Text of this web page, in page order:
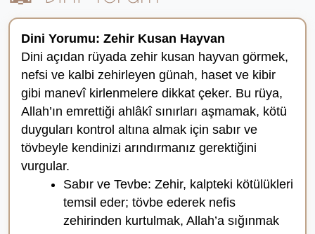
Dini Yorumu: Zehir Kusan Hayvan
Dini açıdan rüyada zehir kusan hayvan görmek,
nefsi ve kalbi zehirleyen günah, haset ve kibir
gibi manevî kirlenmelere dikkat çeker. Bu rüya,
Allah’ın emrettiği ahlâkî sınırları aşmamak, kötü
duyguları kontrol altına almak için sabır ve
tövbeyle kendinizi arındırmanız gerektiğini
vurgular.
Sabır ve Tevbe: Zehir, kalpteki kötülükleri
temsil eder; tövbe ederek nefis
zehirinden kurtulmak, Allah’a sığınmak